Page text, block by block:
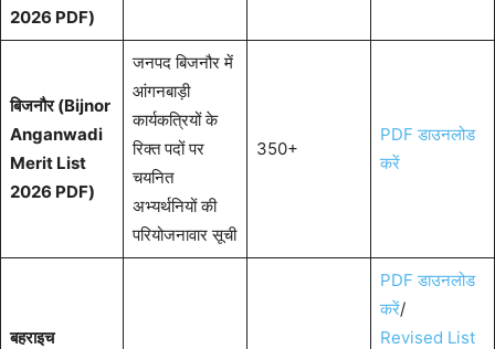
2026 PDF)
बिजनौर (Bijnor
Anganwadi
Merit List
2026 PDF)
जनपद बिजनौर में
आंगनबाड़ी
कार्यकत्रियों के
रिक्त पदों पर
चयनित
अभ्यर्थनियों की
परियोजनावार सूची
350+
PDF डाउनलोड
करें
बहराइच
PDF डाउनलोड
करें/
Revised List